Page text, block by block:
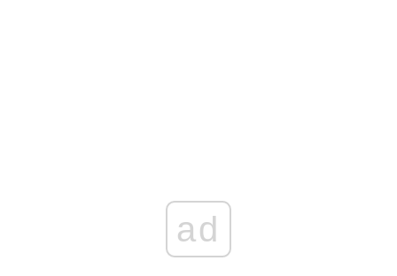
ad